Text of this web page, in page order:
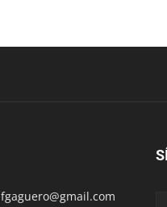
fgaguero@gmail.com